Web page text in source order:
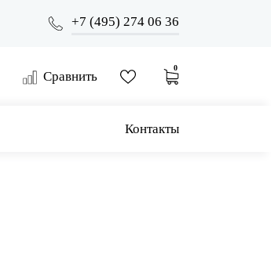
+7 (495) 274 06 36
Сравнить
0
Контакты